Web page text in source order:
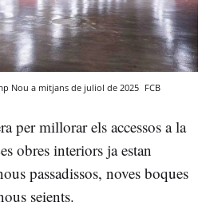
Nou a mitjans de juliol de 2025 FCB
per millorar els accessos a la
obres interiors ja estan
passadissos, noves boques
seients.